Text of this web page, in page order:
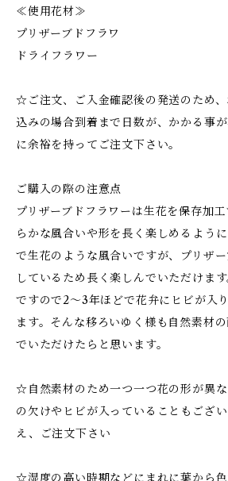
≪使用花材≫
プリザーブドフラワ
ドライフラワー
☆ご注文、ご入金確認後の発送のため、
込みの場合到着まで日数が、かかる事
に余裕を持ってご注文下さい。
ご購入の際の注意点
プリザーブドフラワーは生花を保存加
らかな風合いや形を長く楽しめるよう
で生花のような風合いですが、プリザ
しているため長く楽しんでいただけま
ですので2～3年ほどで花弁にヒビが入
ます。そんな移ろいゆく様も自然素材
でいただけたらと思います。
☆自然素材のため一つ一つ花の形が異
の欠けやヒビが入っていることもござ
え、ご注文下さい
☆湿度の高い時期などにまれに葉から